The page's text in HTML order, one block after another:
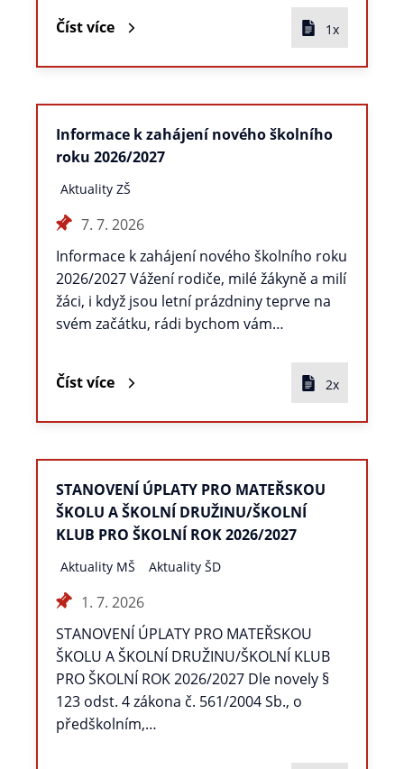
Číst více 1x
Informace k zahájení nového školního
roku 2026/2027
Aktuality ZŠ
7. 7. 2026
Informace k zahájení nového školního roku
2026/2027 Vážení rodiče, milé žákyně a milí
žáci, i když jsou letní prázdniny teprve na
svém začátku, rádi bychom vám…
Číst více 2x
STANOVENÍ ÚPLATY PRO MATEŘSKOU
ŠKOLU A ŠKOLNÍ DRUŽINU/ŠKOLNÍ
KLUB PRO ŠKOLNÍ ROK 2026/2027
Aktuality MŠ Aktuality ŠD
1. 7. 2026
STANOVENÍ ÚPLATY PRO MATEŘSKOU
ŠKOLU A ŠKOLNÍ DRUŽINU/ŠKOLNÍ KLUB
PRO ŠKOLNÍ ROK 2026/2027 Dle novely §
123 odst. 4 zákona č. 561/2004 Sb., o
předškolním,…